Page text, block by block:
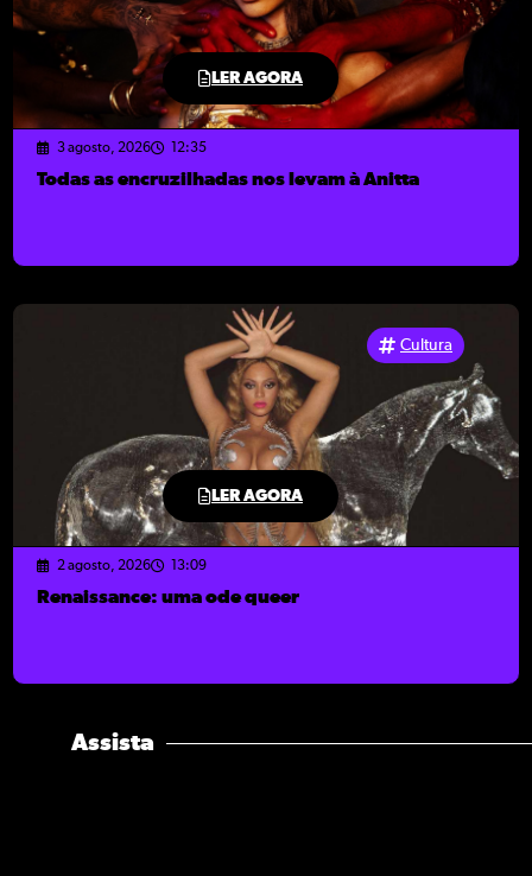
LER AGORA
3 agosto, 2026 12:35
Todas as encruzilhadas nos levam à Anitta
LER AGORA
Cultura
2 agosto, 2026 13:09
Renaissance: uma ode queer
Assista